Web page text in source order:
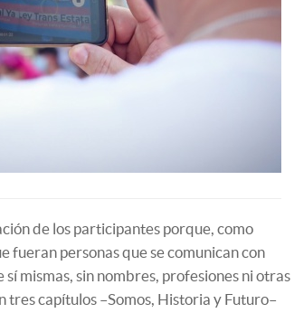
de los participantes porque, como
fueran personas que se comunican con
mismas, sin nombres, profesiones ni otras
tres capítulos –Somos, Historia y Futuro–